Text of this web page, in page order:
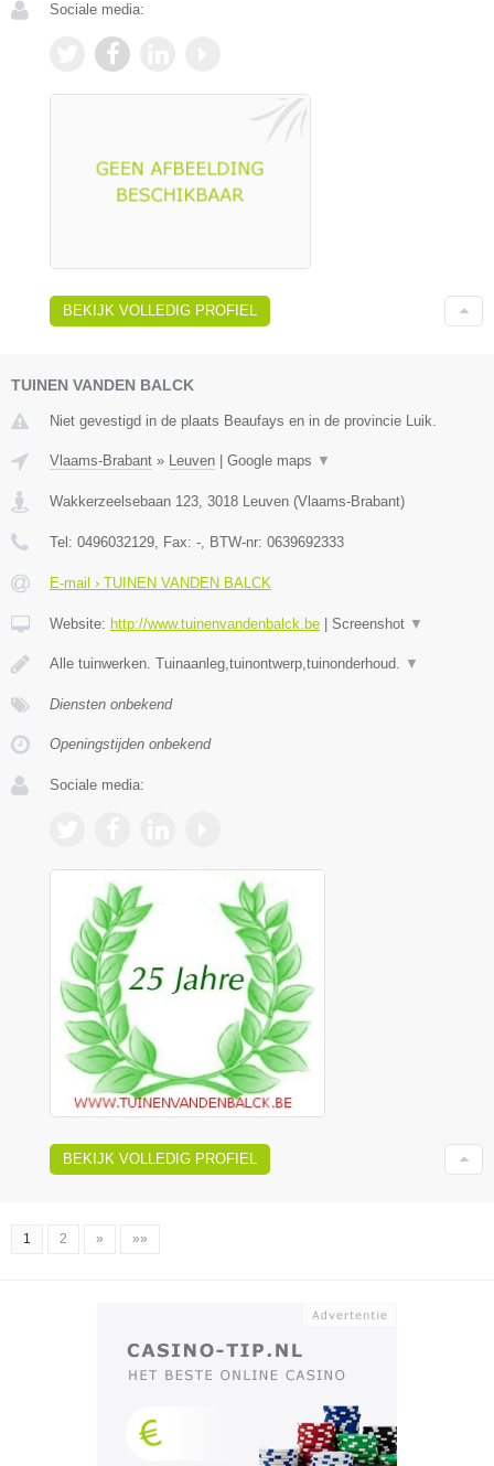
Sociale media:
BEKIJK VOLLEDIG PROFIEL
TUINEN VANDEN BALCK
Niet gevestigd in de plaats Beaufays en in de provincie Luik.
Vlaams-Brabant » Leuven Google maps ▼
Wakkerzeelsebaan 123 3018 Leuven (Vlaams-Brabant)
Tel: 0496032129 , Fax: - , BTW-nr: 0639692333
E-mail › TUINEN VANDEN BALCK
Website: http://www.tuinenvandenbalck.be Screenshot ▼
Alle tuinwerken. Tuinaanleg,tuinontwerp,tuinonderhoud. ▼
Diensten onbekend
Openingstijden onbekend
Sociale media:
BEKIJK VOLLEDIG PROFIEL
1 2 » »»